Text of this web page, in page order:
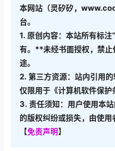
本网站（灵矽矽，
台。
1. 原创内容：本站所有标
有。**未经书面授权，禁止
途。
2. 第三方资源：站内引用
仅限用于《计算机软件保护
3. 责任须知：用户使用本
的版权纠纷或损失，由使用
【免责声明】